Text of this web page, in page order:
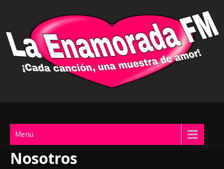
content
Menu
Nosotros